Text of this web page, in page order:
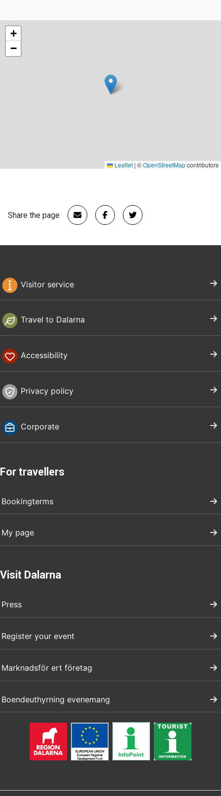
+
−
Leaflet | ©OpenStreetMapcontributors
Share the page
Visitor service
Travel to Dalarna
Accessibility
Privacy policy
Corporate
For travellers
Bookingterms
My page
Visit Dalarna
Press
Register your event
Marknadsför ert företag
Boendeuthyrning evenemang